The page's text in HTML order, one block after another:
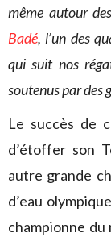
même autour
Badé, l’un des
qui suit nos
soutenus par des
Le succès de
d’étoffer son
autre grande
d’eau
championne